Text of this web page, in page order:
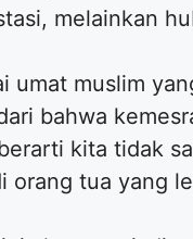
melainkan
umat muslim
bahwa
kita tidak
orang tua yang